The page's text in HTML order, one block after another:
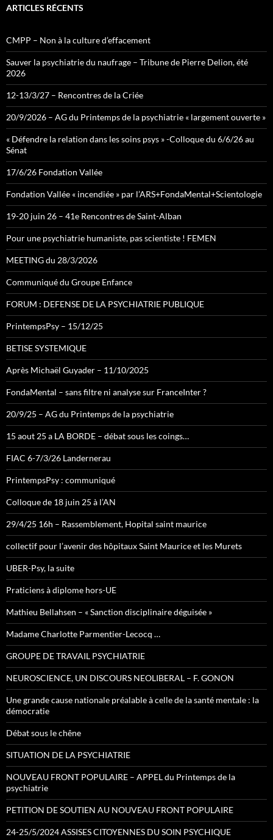
ARTICLES RÉCENTS
CMPP – Non à la culture d’effacement
Sauver la psychiatrie du naufrage – Tribune de Pierre Delion, été
2026
12-13/3/27 – Rencontres de la Criée
20/9/2026 – AG du Printemps de la psychiatrie « largement ouverte »
« Défendre la relation dans les soins psys » -Colloque du 6/6/26 au
Sénat
17/6/26 Fondation Vallée
Fondation Vallée « incendiée » par l’ARS+FondaMental+Scientologie
19-20 juin 26 – 41e Rencontres de Saint-Alban
Pour une psychiatrie humaniste, pas scientiste ! FEMEN
MEETING du 28/3/2026
Communiqué du Groupe Enfance
FORUM : DEFENSE DE LA PSYCHIATRIE PUBLIQUE
PrintempsPsy – 15/12/25
BETISE SYSTEMIQUE
Après Michaël Guyader – 11/10/2025
FondaMental – sans filtre ni analyse sur FranceInter ?
20/9/25 – AG du Printemps de la psychiatrie
15 aout 25 a LA BORDE – débat sous les coings…
FIAC 6-7/3/26 Landernerau
PrintempsPsy : communiqué
Colloque de 18 juin 25 à l’AN
29/4/25 16h – Rassemblement, Hopital saint maurice
collectif pour l’avenir des hôpitaux Saint Maurice et les Murets
UBER-Psy, la suite
Praticiens à diplome hors-UE
Mathieu Bellahsen – « Sanction disciplinaire déguisée »
Madame Charlotte Parmentier-Lecocq …
GROUPE DE TRAVAIL PSYCHIATRIE
NEUROSCIENCE, UN DISCOURS NEOLIBERAL – F. GONON
Une grande cause nationale préalable à celle de la santé mentale : la
démocratie
Débat sous le chêne
SITUATION DE LA PSYCHIATRIE
NOUVEAU FRONT POPULAIRE – APPEL du Printemps de la
psychiatrie
PETITION DE SOUTIEN AU NOUVEAU FRONT POPULAIRE
24-25/5/2024 ASSISES CITOYENNES DU SOIN PSYCHIQUE